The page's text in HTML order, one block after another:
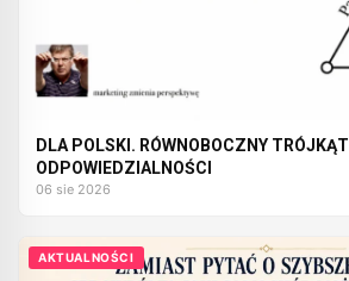
DLA POLSKI. RÓWNOBOCZNY TRÓJKĄT
ODPOWIEDZIALNOŚCI
06 sie 2026
AKTUALNOŚCI